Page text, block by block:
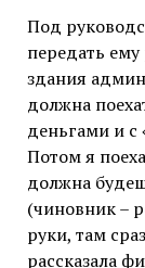
Под
передать
здания
должна
деньгами и с
Потом я
должна
(чиновник –
руки, там
рассказала